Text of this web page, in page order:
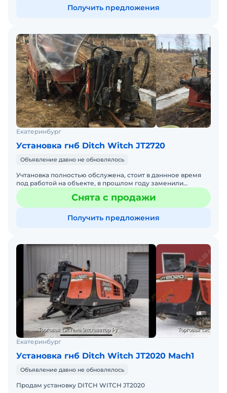
Получить предложения
Екатеринбург
Установка гнб Ditch Witch JT2720
Объявление давно не обновлялось
Учтановка полностью обслужена, стоит в даннное время
под работой на объекте, в прошлом году заменили
гусиницы на новые с роликами и подшипниками, две
новые стар
Снята с продажи
Получить предложения
Екатеринбург
Установка гнб Ditch Witch JT2020 Mach1
Объявление давно не обновлялось
Продам установку DITCH WITCH JT2020